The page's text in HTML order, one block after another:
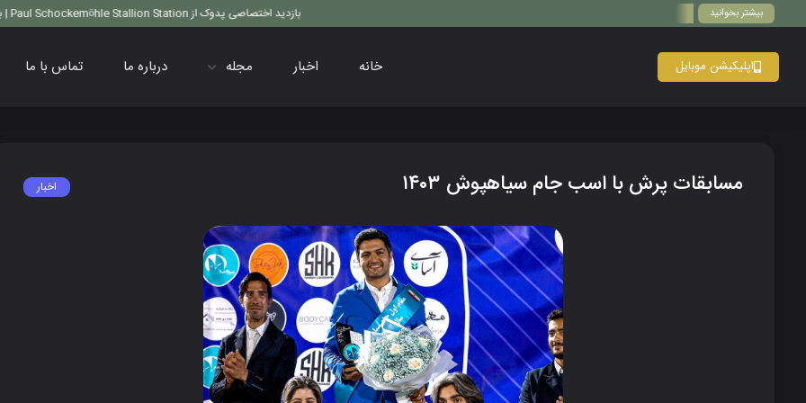
بیشتر بخوانید بازدید اختصاصی پدوک از Paul Schockemöhle Stallion Station | بزرگ‌ترین مرکز پرورش اسب آلمان
اپلیکیشن موبایل خانه اخبار مجله درباره ما تماس با ما
مسابقات پرش با اسب جام سیاهپوش ۱۴۰۳ اخبار